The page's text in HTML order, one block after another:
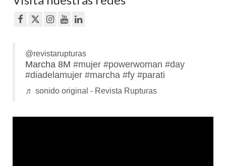
@revistarupturas
Marcha 8M #mujer #powerwoman #day
#diadelamujer #marcha #fy #parati
♬ sonido original - Revista Rupturas